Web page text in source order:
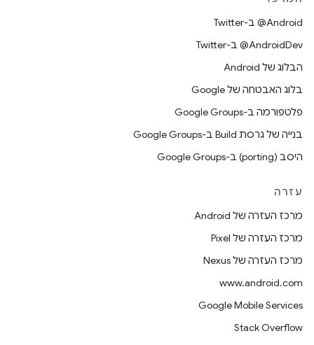
‎@Android ב-Twitter
‎@AndroidDev ב-Twitter
הבלוג של Android
בלוג האבטחה של Google
פלטפורמה ב-Google Groups
בנייה של גרסת Build ב-Google Groups
היסב (porting) ב-Google Groups
עזרה
מרכז העזרה של Android
מרכז העזרה של Pixel
מרכז העזרה של Nexus
www.android.com
Google Mobile Services
Stack Overflow